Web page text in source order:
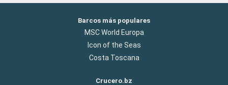
Barcos más populares
MSC World Europa
Icon of the Seas
Costa Toscana
Crucero.bz